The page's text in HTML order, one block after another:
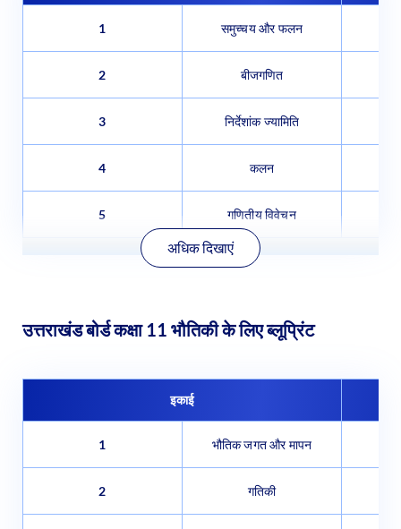
1 समुच्चय और फलन
2 बीजगणित
3 निर्देशांक ज्यामिति
4 कलन
5 गणितीय विवेचन
अधिक दिखाएं
उत्तराखंड बोर्ड कक्षा 11 भौतिकी के लिए ब्लूप्रिंट
इकाई
1 भौतिक जगत और मापन
2 गतिकी